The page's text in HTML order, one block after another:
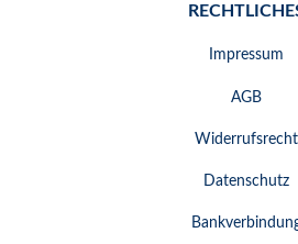
Impressum
AGB
Widerrufsrecht
Datenschutz